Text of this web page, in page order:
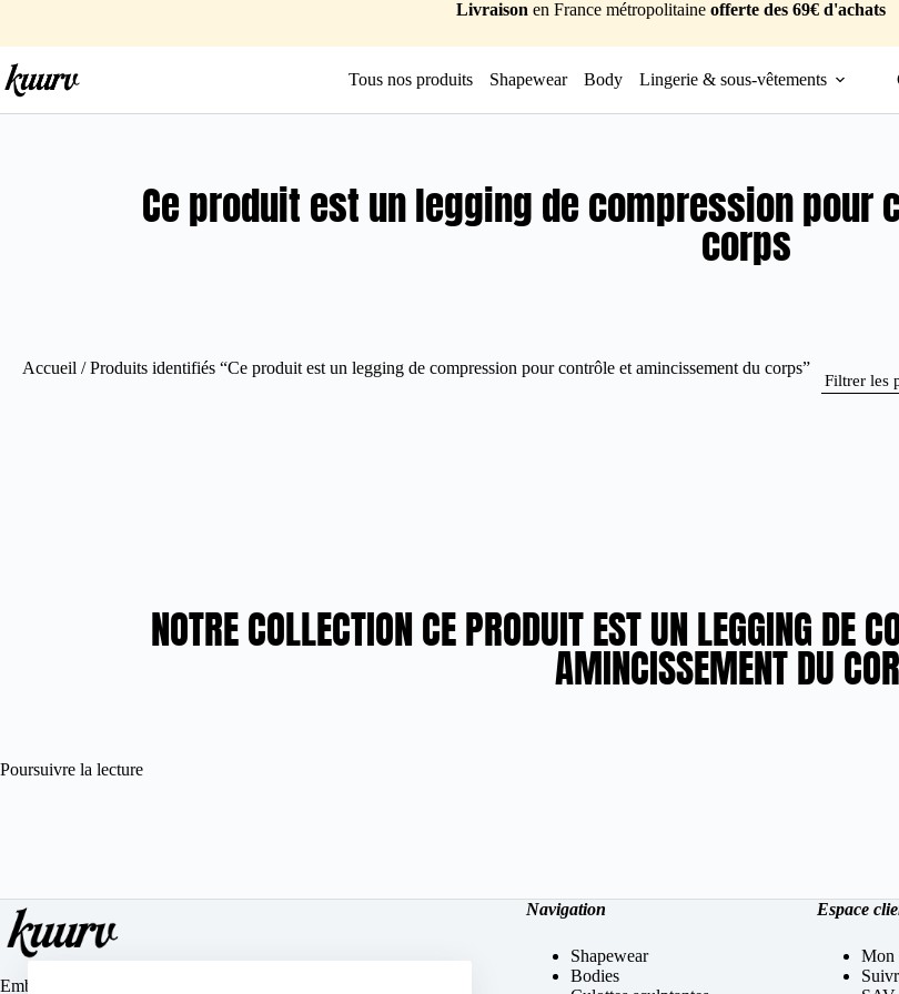
Livraison en France métropolitaineofferte des 69€ d'achats
Tous nos produits Shapewear Body Lingerie & sous-vêtements
Ce produit est un legging de compression
corps
Accueil / Produits identifiés “Ce produit est un legging de compression pour contrôle et amincissement du corps”
Filtrer les
NOTRE COLLECTION CE PRODUIT EST UN LEGGING DE
AMINCISSEMENT DU
Poursuivre la lecture
Embrassez votre silhouette avec élégance et confort grâce à notre
Navigation
Shapewear
Bodies
Espace
Mon